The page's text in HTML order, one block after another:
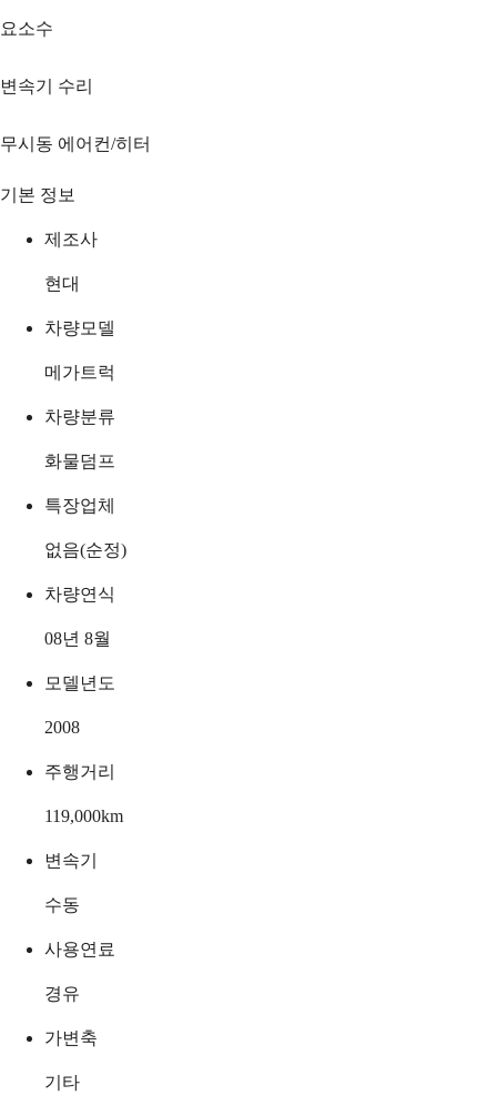
요소수
변속기 수리
무시동 에어컨/히터
기본 정보
제조사
현대
차량모델
메가트럭
차량분류
화물덤프
특장업체
없음(순정)
차량연식
08년 8월
모델년도
2008
주행거리
119,000km
변속기
수동
사용연료
경유
가변축
기타